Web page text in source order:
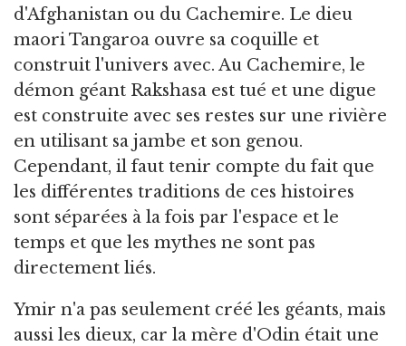
d'Afghanistan ou du Cachemire. Le dieu
maori Tangaroa ouvre sa coquille et
construit l'univers avec. Au Cachemire, le
démon géant Rakshasa est tué et une digue
est construite avec ses restes sur une rivière
en utilisant sa jambe et son genou.
Cependant, il faut tenir compte du fait que
les différentes traditions de ces histoires
sont séparées à la fois par l'espace et le
temps et que les mythes ne sont pas
directement liés.
Ymir n'a pas seulement créé les géants, mais
aussi les dieux, car la mère d'Odin était une